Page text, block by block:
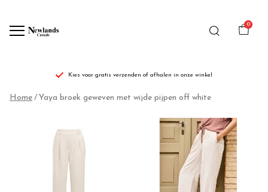
0
Kies voor gratis verzenden of afhalen in onze winkel
Yaya
broek
geweven
Home Yaya broek geweven met wijde pijpen off white